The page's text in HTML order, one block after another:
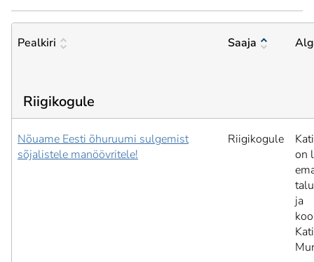
Pealkiri Saaja
Riigikogule
Nõuame Eesti õhuruumi sulgemist
sõjalistele manöövritele!
Riigikogule
on
ja